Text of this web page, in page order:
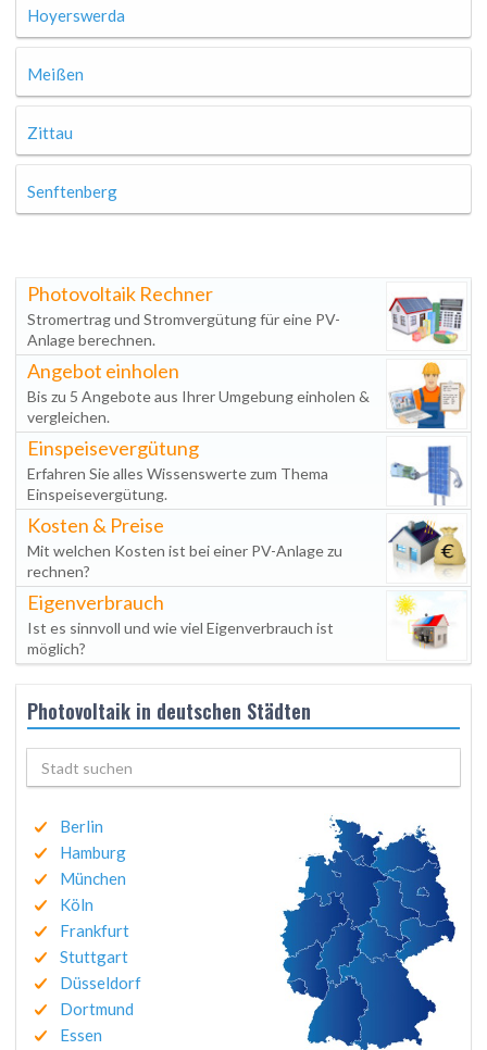
Hoyerswerda
Meißen
Zittau
Senftenberg
Photovoltaik Rechner
Stromertrag und Stromvergütung für eine PV-
Anlage berechnen.
Angebot einholen
Bis zu 5 Angebote aus Ihrer Umgebung einholen &
vergleichen.
Einspeisevergütung
Erfahren Sie alles Wissenswerte zum Thema
Einspeisevergütung.
Kosten & Preise
Mit welchen Kosten ist bei einer PV-Anlage zu
rechnen?
Eigenverbrauch
Ist es sinnvoll und wie viel Eigenverbrauch ist
möglich?
Photovoltaik in deutschen Städten
Berlin
Hamburg
München
Köln
Frankfurt
Stuttgart
Düsseldorf
Dortmund
Essen